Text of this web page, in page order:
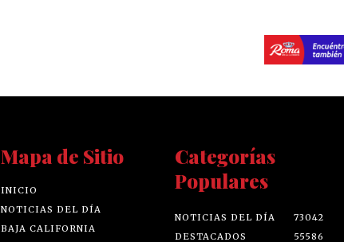
Mapa de Sitio
INICIO
NOTICIAS DEL DÍA
BAJA CALIFORNIA
Categorías
Populares
NOTICIAS DEL DÍA
73042
DESTACADOS
55586